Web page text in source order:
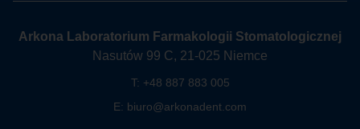
Arkona Laboratorium Farmakologii Stomatologicznej
Nasutów 99 C, 21-025 Niemce
T: +48 887 883 005
E: biuro@arkonadent.com